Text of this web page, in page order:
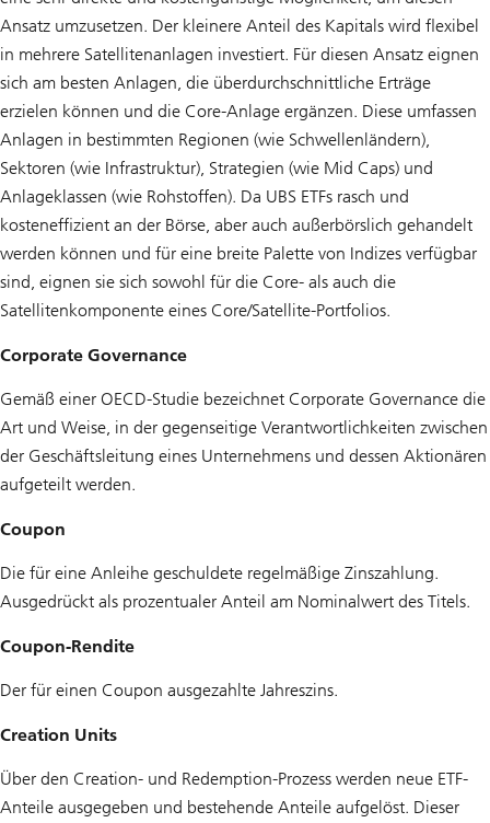
Ansatz umzusetzen. Der kleinere Anteil des Kapitals wird flexibel
in mehrere Satellitenanlagen investiert. Für diesen Ansatz eignen
sich am besten Anlagen, die überdurchschnittliche Erträge
erzielen können und die Core-Anlage ergänzen. Diese umfassen
Anlagen in bestimmten Regionen (wie Schwellenländern),
Sektoren (wie Infrastruktur), Strategien (wie Mid Caps) und
Anlageklassen (wie Rohstoffen). Da UBS ETFs rasch und
kosteneffizient an der Börse, aber auch außerbörslich gehandelt
werden können und für eine breite Palette von Indizes verfügbar
sind, eignen sie sich sowohl für die Core- als auch die
Satellitenkomponente eines Core/Satellite-Portfolios.
Corporate Governance
Gemäß einer OECD-Studie bezeichnet Corporate Governance die
Art und Weise, in der gegenseitige Verantwortlichkeiten zwischen
der Geschäftsleitung eines Unternehmens und dessen Aktionären
aufgeteilt werden.
Coupon
Die für eine Anleihe geschuldete regelmäßige Zinszahlung.
Ausgedrückt als prozentualer Anteil am Nominalwert des Titels.
Coupon-Rendite
Der für einen Coupon ausgezahlte Jahreszins.
Creation Units
Über den Creation- und Redemption-Prozess werden neue ETF-
Anteile ausgegeben und bestehende Anteile aufgelöst. Dieser